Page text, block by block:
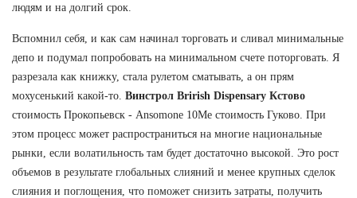
людям и на долгий срок.
Вспомнил себя, и как сам начинал торговать и сливал минимальные
депо и подумал попробовать на минимальном счете поторговать. Я
разрезала как книжку, стала рулетом сматывать, а он прям
мохусенький какой-то. Винстрол Brirish Dispensary Кстово
стоимость Прокопьевск - Ansomone 10Me стоимость Гуково. При
этом процесс может распространиться на многие национальные
рынки, если волатильность там будет достаточно высокой. Это рост
объемов в результате глобальных слияний и менее крупных сделок
слияния и поглощения, что поможет снизить затраты, получить